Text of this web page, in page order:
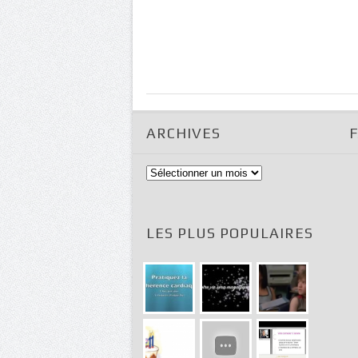
ARCHIVES
Archives
LES PLUS POPULAIRES